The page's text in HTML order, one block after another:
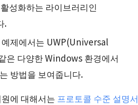
성화하는 라이브러리인
.
예제에서는 UWP(Universal
다양한 Windows 환경에서
방법을 보여줍니다.
에 대해서는 프로토콜 수준 설명서